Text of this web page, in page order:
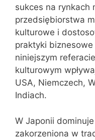
sukces na rynkach
przedsiębiorstwa
kulturowe i
praktyki
niniejszym
kulturowym
USA, Niemczech,
Indiach.
W Japonii
zakorzeniona w